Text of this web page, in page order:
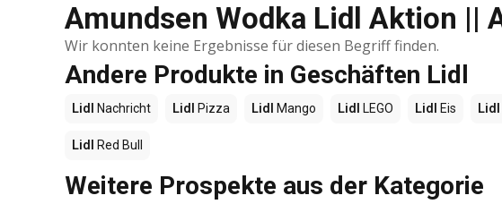
Amundsen Wodka Lidl Aktion ||
Wir konnten keine Ergebnisse für diesen Begriff finden.
Andere Produkte in Geschäften Lidl
Lidl Nachricht Lidl Pizza Lidl Mango Lidl LEGO Lidl Eis Lidl
Lidl Red Bull
Weitere Prospekte aus der Kategorie